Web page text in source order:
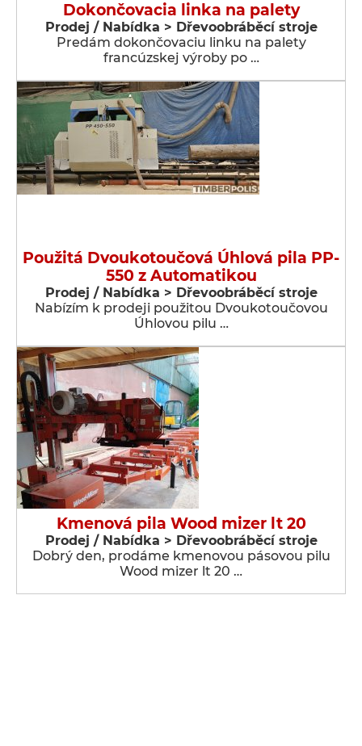
Dokončovacia linka na palety
Prodej / Nabídka > Dřevoobráběcí stroje
Predám dokončovaciu linku na palety
francúzskej výroby po …
Použitá Dvoukotoučová Úhlová pila PP-
550 z Automatikou
Prodej / Nabídka > Dřevoobráběcí stroje
Nabízím k prodeji použitou Dvoukotoučovou
Úhlovou pilu …
Kmenová pila Wood mizer lt 20
Prodej / Nabídka > Dřevoobráběcí stroje
Dobrý den, prodáme kmenovou pásovou pilu
Wood mizer lt 20 …